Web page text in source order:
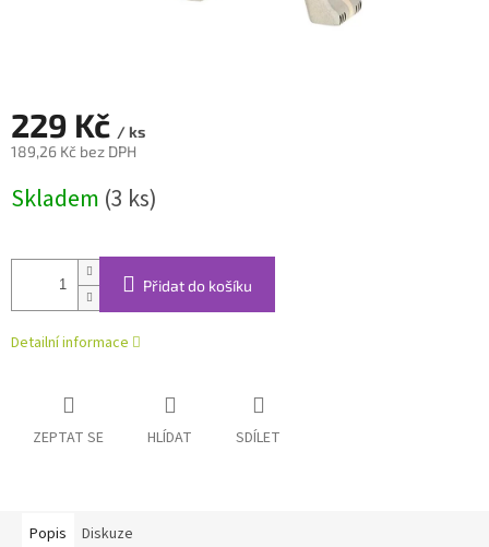
229 Kč / ks
189,26 Kč bez DPH
cena:
Skladem (3 ks)
Přidat do košíku
Detailní informace
ZEPTAT SE HLÍDAT SDÍLET
Popis Diskuze